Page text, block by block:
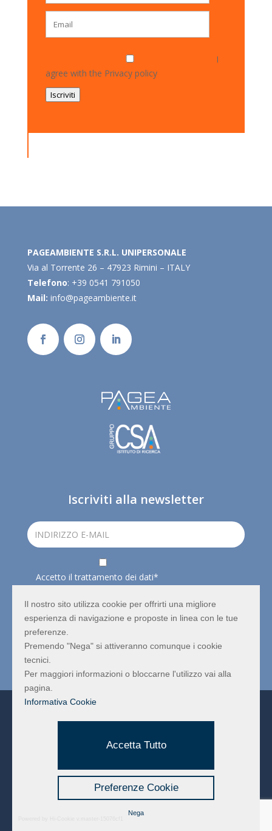
I
agree with the Privacy policy
Iscriviti
PAGEAMBIENTE S.R.L. UNIPERSONALE
Via al Torrente 26 – 47923 Rimini – ITALY
Telefono: +39 0541 791050
Mail: info@pageambiente.it
Iscriviti alla newsletter
Accetto il trattamento dei dati*
consenso al trattamento dei dati.
Rimini al n. 04216010407
Numero REA 330759 | Capitale Sociale: 10000,00 € |
Mappa del Sito|Informativa Privacy Sito|Cookie
Il nostro sito utilizza cookie per offrirti una migliore
esperienza di navigazione e proposte in linea con le tue
preferenze.
Premendo "Nega" si attiveranno comunque i cookie
tecnici.
Per maggiori informazioni o bloccarne l'utilizzo vai alla
pagina.
Informativa Cookie
Accetta Tutto
Preferenze Cookie
Nega